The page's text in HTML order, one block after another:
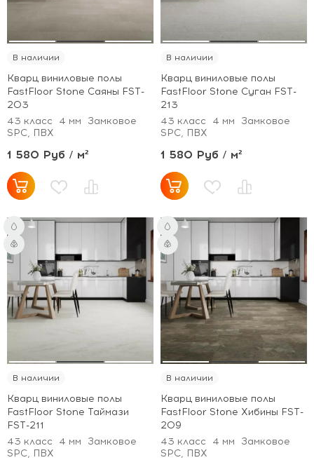
В наличии
Кварц виниловые полы
FastFloor Stone Саяны FST-
203
43 класс
4 мм
Замковое
SPC, ПВХ
1 580 Руб / м²
В наличии
Кварц виниловые полы
FastFloor Stone Суган FST-
213
43 класс
4 мм
Замковое
SPC, ПВХ
1 580 Руб / м²
В наличии
Кварц виниловые полы
FastFloor Stone Таймази
FST-211
43 класс
4 мм
Замковое
SPC, ПВХ
В наличии
Кварц виниловые полы
FastFloor Stone Хибины FST-
209
43 класс
4 мм
Замковое
SPC, ПВХ